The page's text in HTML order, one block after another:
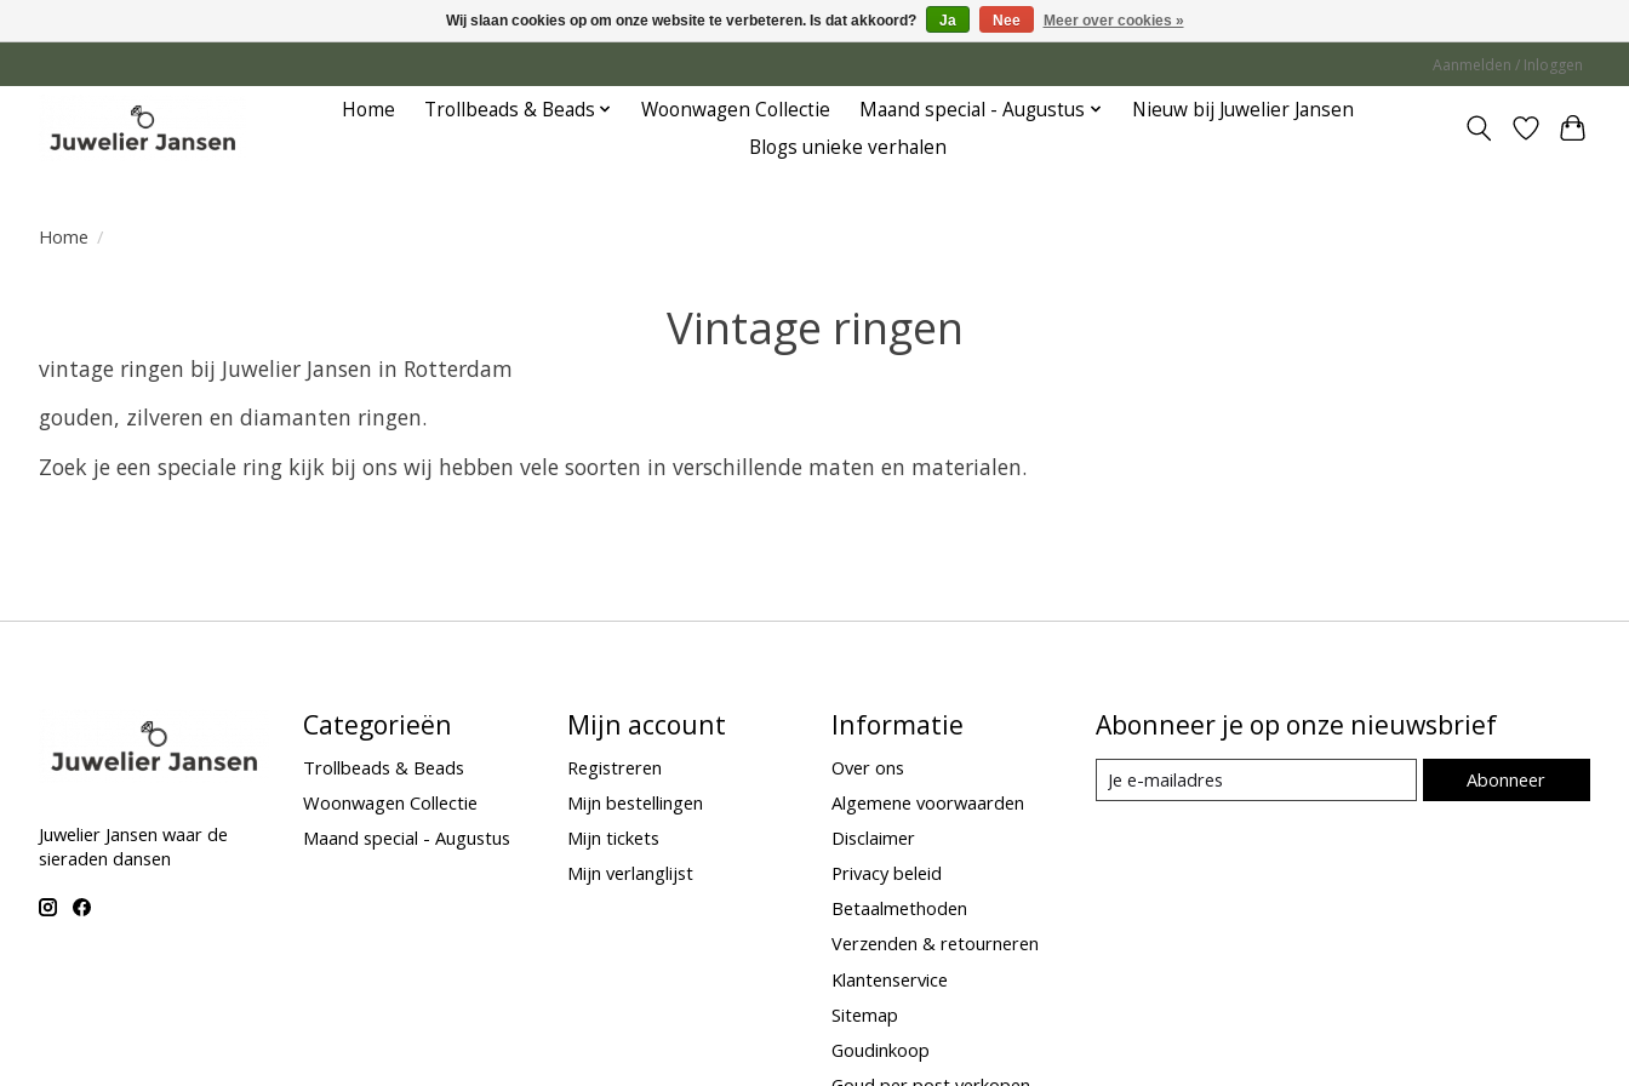
Aanmelden / Inloggen
Home Trollbeads & Beads Woonwagen Collectie Maand special - Augustus
Nieuw bij Juwelier Jansen
Blogs unieke verhalen
Home /
Vintage ringen
vintage ringen bij Juwelier Jansen in Rotterdam
gouden, zilveren en diamanten ringen.
Zoek je een speciale ring kijk bij ons wij hebben vele soorten in verschillende maten en materialen.
Juwelier Jansen waar de
sieraden dansen
Categorieën
Trollbeads & Beads
Woonwagen Collectie
Maand special - Augustus
Mijn account
Registreren
Mijn bestellingen
Mijn tickets
Mijn verlanglijst
Informatie
Over ons
Algemene voorwaarden
Disclaimer
Privacy beleid
Betaalmethoden
Verzenden & retourneren
Klantenservice
Sitemap
Goudinkoop
Abonneer je op onze nieuwsbrief
Abonneer
Wij slaan cookies op om onze website te verbeteren. Is dat akkoord? Ja Nee Meer over cookies »